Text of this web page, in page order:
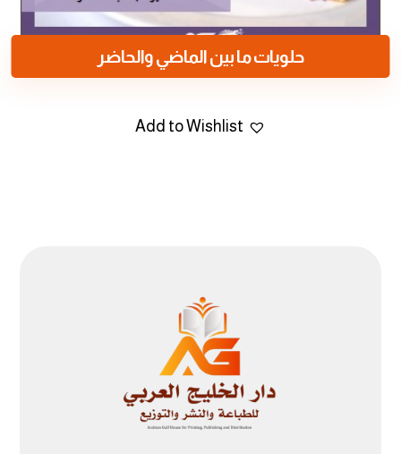
حلويات ما بين الماضي والحاضر
Add to Wishlist